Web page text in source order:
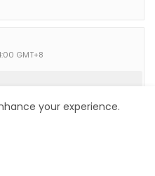
GMT+8
ni...banyak tempat
cite tu haa, stoberi
pi Genting pun nak singgah
oii bayo hahahhaa
your experience.